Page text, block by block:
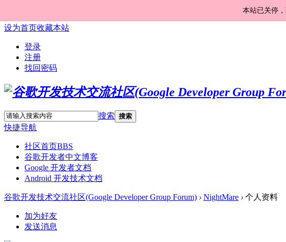
本站已关停
设为首页收藏本站
登录
注册
找回密码
搜索 搜索
快捷导航
社区首页BBS
谷歌开发者中文博客
Google 开发者文档
Android 开发技术文档
谷歌开发技术交流社区(Google Developer Group Forum) › NightMare › 个人资料
加为好友
发送消息